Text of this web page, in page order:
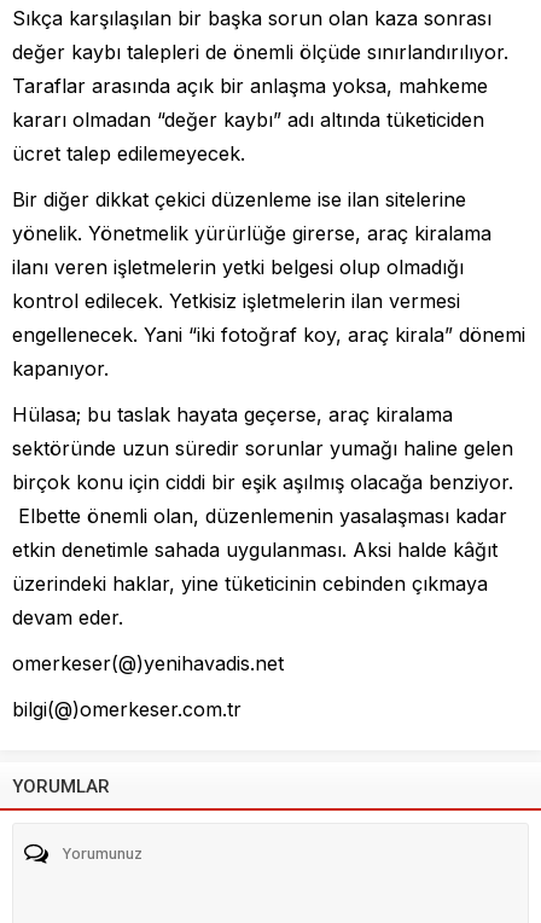
Sıkça karşılaşılan bir başka sorun olan kaza sonrası
değer kaybı talepleri de önemli ölçüde sınırlandırılıyor.
Taraflar arasında açık bir anlaşma yoksa, mahkeme
kararı olmadan “değer kaybı” adı altında tüketiciden
ücret talep edilemeyecek.
Bir diğer dikkat çekici düzenleme ise ilan sitelerine
yönelik. Yönetmelik yürürlüğe girerse, araç kiralama
ilanı veren işletmelerin yetki belgesi olup olmadığı
kontrol edilecek. Yetkisiz işletmelerin ilan vermesi
engellenecek. Yani “iki fotoğraf koy, araç kirala” dönemi
kapanıyor.
Hülasa; bu taslak hayata geçerse, araç kiralama
sektöründe uzun süredir sorunlar yumağı haline gelen
birçok konu için ciddi bir eşik aşılmış olacağa benziyor.
Elbette önemli olan, düzenlemenin yasalaşması kadar
etkin denetimle sahada uygulanması. Aksi halde kâğıt
üzerindeki haklar, yine tüketicinin cebinden çıkmaya
devam eder.
omerkeser(@)yenihavadis.net
bilgi(@)omerkeser.com.tr
YORUMLAR